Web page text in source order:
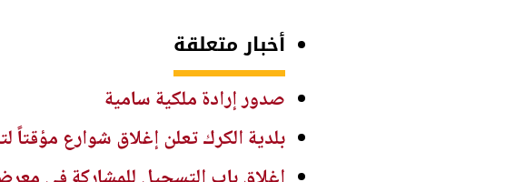
أخبار متعلقة
صدور إرادة ملكية سامية
بلدية الكرك تعلن إغلاق شوارع مؤقتاً